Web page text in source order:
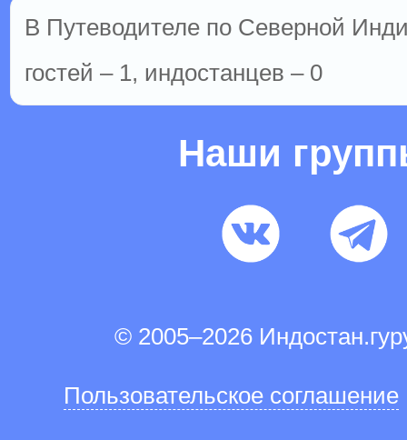
В Путеводителе по Северной
гостей – 1, индостанцев – 0
Наши
© 2005–2026
Пользовательское соглашение